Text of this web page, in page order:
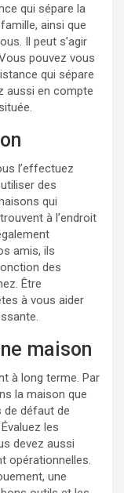
qui sépare la
ainsi que
Il peut s’agir
pouvez vous
qui sépare
aussi en compte
l’effectuez
des
qui
à l’endroit
amis, ils
des
Être
à vous aider
maison
à long terme. Par
la maison que
de défaut de
les
devez aussi
opérationnelles.
une